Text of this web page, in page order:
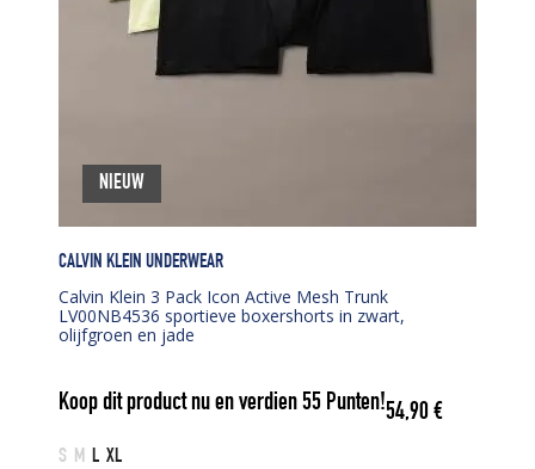
CALVIN KLEIN UNDERWEAR
Calvin Klein 3 Pack Icon Active Mesh Trunk
LV00NB4536 sportieve boxershorts in zwart,
olijfgroen en jade
Koop dit product nu en verdien55 Punten!54,90€
S M L XL
NIEUW